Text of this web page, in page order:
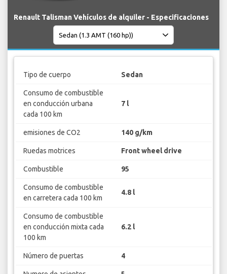
Renault Talisman Vehículos de alquiler - Especificaciones
Tipo de cuerpo Sedan
Consumo de combustible
en conducción urbana
cada 100 km
7 l
emisiones de CO2 140 g/km
Ruedas motrices Front wheel drive
Combustible 95
Consumo de combustible
en carretera cada 100 km
4.8 l
Consumo de combustible
en conducción mixta cada
100 km
6.2 l
Número de puertas 4